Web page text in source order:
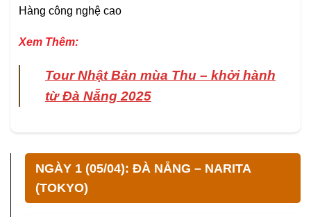
Hàng công nghệ cao
Xem Thêm:
Tour Nhật Bản mùa Thu – khởi hành
từ Đà Nẵng 2025
NGÀY 1 (05/04): ĐÀ NẴNG – NARITA
(TOKYO)